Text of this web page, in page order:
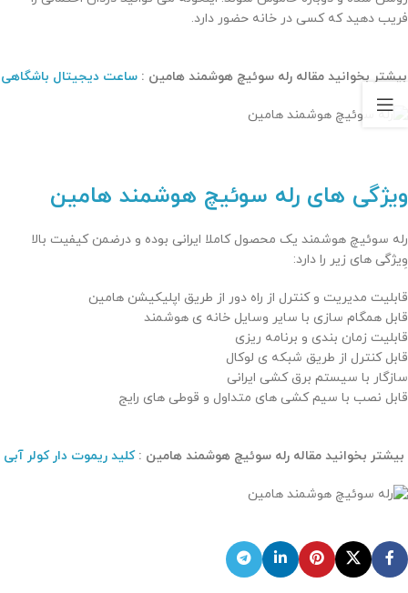
فریب دهید که کسی در خانه حضور دارد.
بیشتر بخوانید مقاله رله سوئیچ هوشمند هامین : ساعت دیجیتال باشگاهی
ویژگی های رله سوئیچ هوشمند هامین
رله سوئیچ هوشمند یک محصول کاملا ایرانی بوده و درضمن کیفیت بالا
وِیژگی های زیر را دارد:
قابلیت مدیریت و کنترل از راه دور از طریق اپلیکیشن هامین
قابل همگام سازی با سایر وسایل خانه ی هوشمند
قابلیت زمان بندی و برنامه ریزی
قابل کنترل از طریق شبکه ی لوکال
سازگار با سیستم برق کشی ایرانی
قابل نصب با سیم کشی های متداول و قوطی های رایج
بیشتر بخوانید مقاله رله سوئیچ هوشمند هامین :کلید ریموت دار کولر آبی